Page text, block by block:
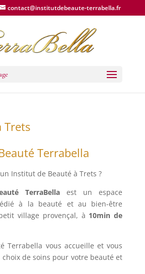
contact@institutdebeaute-terrabella.fr
Trets
Terrabella
Institut de Beauté à Trets ?
TerraBella est un espace
à la beauté et au bien-être
village provençal, à 10min de
Terrabella vous accueille et vous
de soins pour votre beauté et